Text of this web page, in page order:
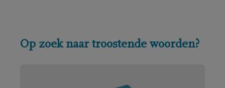
Op zoek naar troostende woorden?